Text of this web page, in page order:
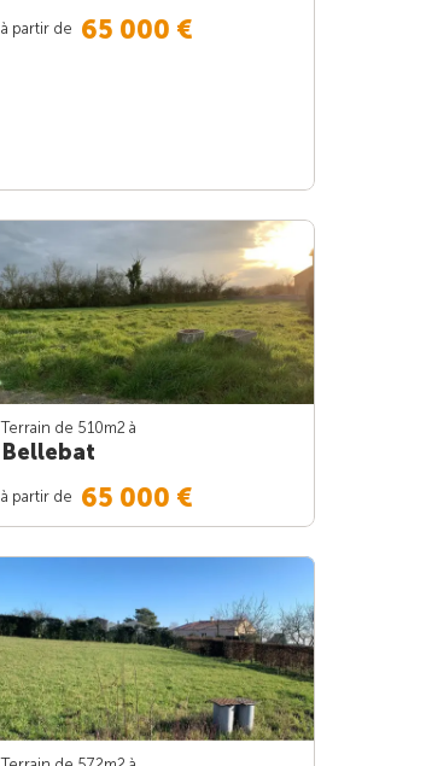
à partir de 65 000 €
Terrain de 510m2 à
Bellebat
à partir de 65 000 €